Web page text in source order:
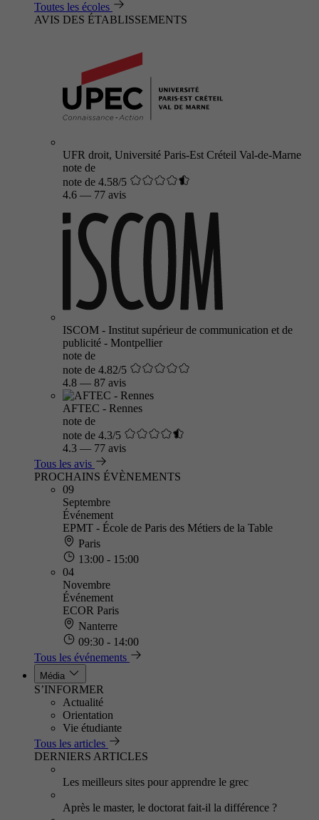
Toutes les écoles
AVIS DES ÉTABLISSEMENTS
UFR droit, Université Paris-Est Créteil Val-de-Marne
note de
note de 4.58/5
4.6 — 77 avis
ISCOM - Institut supérieur de communication et de
publicité - Montpellier
note de
note de 4.82/5
4.8 — 87 avis
AFTEC - Rennes
note de
note de 4.3/5
4.3 — 77 avis
Tous les avis
PROCHAINS ÉVÈNEMENTS
09
Septembre
Événement
EPMT - École de Paris des Métiers de la Table
Paris
13:00 - 15:00
04
Novembre
Événement
ECOR Paris
Nanterre
09:30 - 14:00
Tous les événements
Média
S’INFORMER
Actualité
Orientation
Vie étudiante
Tous les articles
DERNIERS ARTICLES
Les meilleurs sites pour apprendre le grec
Après le master, le doctorat fait-il la différence ?